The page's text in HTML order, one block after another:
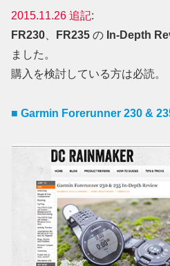
2015.11.26 追記:
FR230
FR235 の In-Depth
ました。
購入を検討している方は必読。
■ Garmin Forerunner 230 &